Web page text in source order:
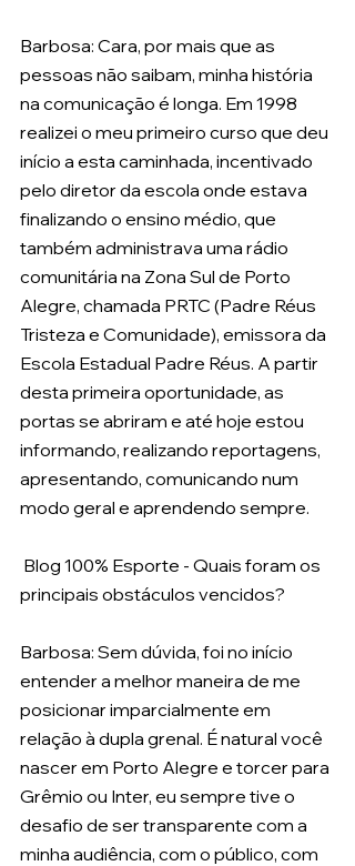
Barbosa: Cara, por mais que as
pessoas não saibam, minha história
na comunicação é longa. Em 1998
realizei o meu primeiro curso que deu
início a esta caminhada, incentivado
pelo diretor da escola onde estava
finalizando o ensino médio, que
também administrava uma rádio
comunitária na Zona Sul de Porto
Alegre, chamada PRTC (Padre Réus
Tristeza e Comunidade), emissora da
Escola Estadual Padre Réus. A partir
desta primeira oportunidade, as
portas se abriram e até hoje estou
informando, realizando reportagens,
apresentando, comunicando num
modo geral e aprendendo sempre.
principais obstáculos vencidos?
Barbosa: Sem dúvida, foi no início
entender a melhor maneira de me
posicionar imparcialmente em
relação à dupla grenal. É natural você
nascer em Porto Alegre e torcer para
Grêmio ou Inter, eu sempre tive o
desafio de ser transparente com a
minha audiência, com o público, com